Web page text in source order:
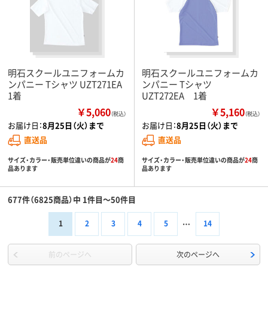
明石スクールユニフォームカ
ンパニー Tシャツ UZT271EA
1着
￥5,060（税込）
お届け日：8月25日（火）まで
直送品
サイズ・カラー・販売単位違いの商品が24商
品あります
明石スクールユニフォームカ
ンパニー Tシャツ
UZT272EA 1着
￥5,160（税込）
お届け日：8月25日（火）まで
直送品
サイズ・カラー・販売単位違いの商品が24商
品あります
677件（6825商品）中 1件目～50件目
1 2 3 4 5 14
前のページへ 次のページへ